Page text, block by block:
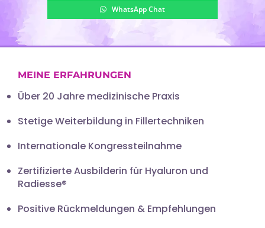
WhatsApp Chat
MEINE ERFAHRUNGEN
Über 20 Jahre medizinische Praxis
Stetige Weiterbildung in Fillertechniken
Internationale Kongressteilnahme
Zertifizierte Ausbilderin für Hyaluron und
Radiesse®
Positive Rückmeldungen & Empfehlungen